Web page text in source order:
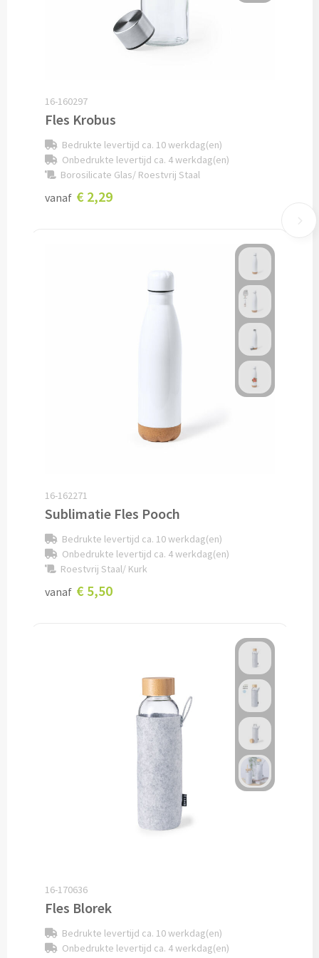
Potloden bedrukken
Kinderschrijfwaren bedrukken
Waskrijtjes bedrukken
Notitieboekjes & Schrijfmappen
Memo sets bedrukken
Kubusblokken bedrukken
Custom made
Custom made memoblaadjes
Custom made muismatten
Bureau onderleggers bedrukken
Linialen bedrukken
Muismatten bedrukken
16-160297
Fles Krobus
Bedrukte levertijd ca. 10 werkdag(en)
Onbedrukte levertijd ca. 4 werkdag(en)
Borosilicate Glas/ Roestvrij Staal
vanaf € 2,29
16-162271
Sublimatie Fles Pooch
Bedrukte levertijd ca. 10 werkdag(en)
Onbedrukte levertijd ca. 4 werkdag(en)
Roestvrij Staal/ Kurk
vanaf € 5,50
16-170636
Fles Blorek
Bedrukte levertijd ca. 10 werkdag(en)
Onbedrukte levertijd ca. 4 werkdag(en)